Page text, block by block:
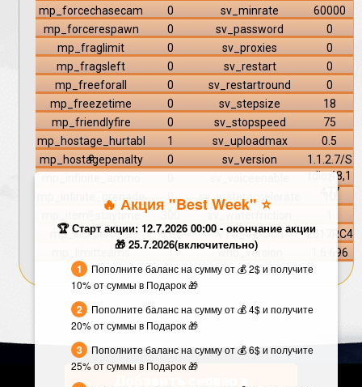
mp_forcechasecam
0
mp_forcerespawn
0
mp_fraglimit
0
mp_fragsleft
0
mp_freeforall
0
mp_freezetime
0
mp_friendlyfire
0
mp_hostage_hurtabl
e
1
mp_hostagepenalty
0
0
mp_kickpercent
0.66
mp_limitteams
1
sv_minrate
60000
sv_password
0
sv_proxies
0
sv_restart
0
sv_restartround
0
sv_stepsize
18
sv_stopspeed
75
sv_uploadmax
0.5
sv_version
1.1.2.7/S
tdio,48,1
477
sv_wateraccelerate
VTC_Version
2017RC4
whb_version
1.5.696
🔥 Акция "Best Week" ⭐️
🏆 Старт акции: 12.7.2026 00:00 - окончание акции
🎁 25.7.2026(включительно)
Пополните баланс на сумму от 💰 2$ и получите
10% от суммы в Подарок 🎁
Пополните баланс на сумму от 💰 4$ и получите
20% от суммы в Подарок 🎁
Пополните баланс на сумму от 💰 6$ и получите
25% от суммы в Подарок 🎁